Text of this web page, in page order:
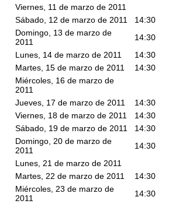
Viernes, 11 de marzo de 2011
Sábado, 12 de marzo de 2011
14:30
Domingo, 13 de marzo de
2011
14:30
Lunes, 14 de marzo de 2011
14:30
Martes, 15 de marzo de 2011
14:30
Miércoles, 16 de marzo de
2011
Jueves, 17 de marzo de 2011
14:30
Viernes, 18 de marzo de 2011
14:30
Sábado, 19 de marzo de 2011
14:30
Domingo, 20 de marzo de
2011
14:30
Lunes, 21 de marzo de 2011
Martes, 22 de marzo de 2011
14:30
Miércoles, 23 de marzo de
2011
14:30